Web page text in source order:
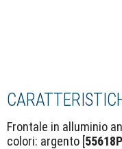
Frontale in alluminio
colori: argento [